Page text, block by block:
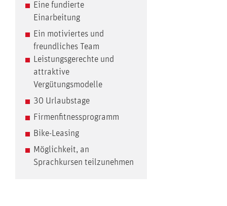
Eine fundierte
Einarbeitung
Ein motiviertes und
freundliches Team
Leistungsgerechte und
attraktive
Vergütungsmodelle
30 Urlaubstage
Firmenfitnessprogramm
Bike-Leasing
Möglichkeit, an
Sprachkursen teilzunehmen